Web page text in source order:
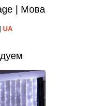
| Мова
UA